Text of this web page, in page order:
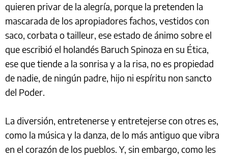
quieren privar de la alegría, porque la pretenden la
mascarada de los apropiadores fachos, vestidos con
saco, corbata o tailleur, ese estado de ánimo sobre el
que escribió el holandés Baruch Spinoza en su Ética,
ese que tiende a la sonrisa y a la risa, no es propiedad
de nadie, de ningún padre, hijo ni espíritu non sancto
del Poder.
La diversión, entretenerse y entretejerse con otres es,
como la música y la danza, de lo más antiguo que vibra
en el corazón de los pueblos. Y, sin embargo, como les